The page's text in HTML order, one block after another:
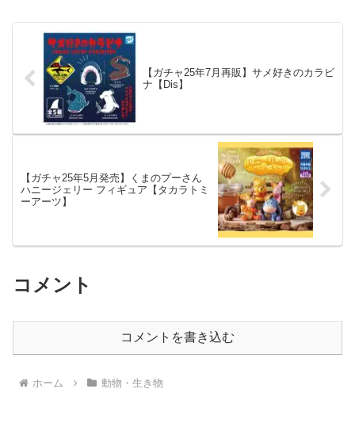
【ガチャ25年7月再販】サメ好きのカラビ
ナ【Dis】
【ガチャ25年5月発売】くまのプーさん
ハニージェリー フィギュア【タカラトミ
ーアーツ】
コメント
コメントを書き込む
ホーム 動物・生き物